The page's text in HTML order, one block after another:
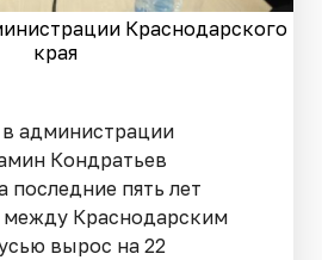
Краснодарского
края
администрации
Кондратьев
последние пять лет
между Краснодарским
вырос на 22